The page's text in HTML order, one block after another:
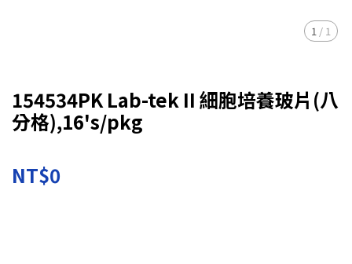
1 / 1
154534PK Lab-tek II 細胞培養玻片(八
分格),16's/pkg
NT$0